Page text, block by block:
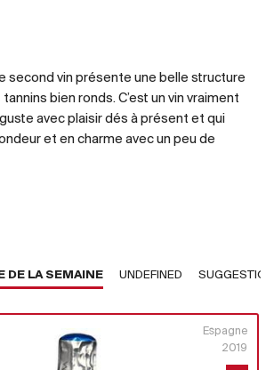
second vin présente une belle structure
bien ronds. C’est un vin vraiment
avec plaisir dés à présent et qui
et en charme avec un peu de
DE LA SEMAINE UNDEFINED
Espagne
2019